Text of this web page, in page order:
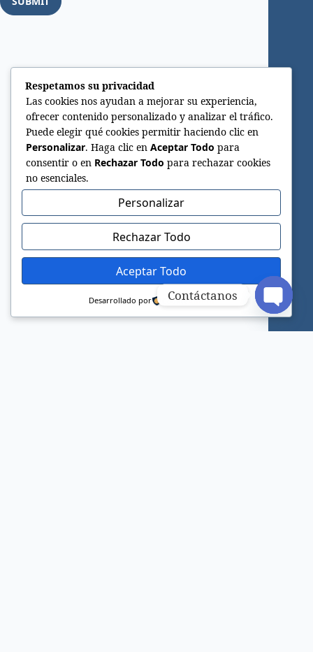
Respetamos su privacidad
Las cookies nos ayudan a mejorar su experiencia,
ofrecer contenido personalizado y analizar el tráfico.
Puede elegir qué cookies permitir haciendo clic en
Personalizar. Haga clic en Aceptar Todo para
consentir o en Rechazar Todo para rechazar cookies
no esenciales.
Personalizar
Rechazar Todo
Aceptar Todo
Desarrollado por Contáctanos
Open